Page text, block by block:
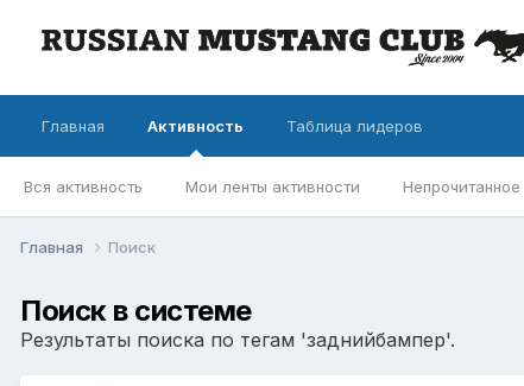
Главная Активность
Вся активность Мои ленты активности Непрочитанное
Таблица лидеров
Главная Поиск
Поиск в системе
Результаты поиска по тегам 'заднийбампер'.